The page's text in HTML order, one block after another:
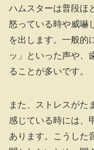
ハムスターは普段ほ
怒っている時や威嚇
を出します。一般的
ッ」といった声や、
ることが多いです。
また、ストレスがた
感じている時には、
あります。こうした